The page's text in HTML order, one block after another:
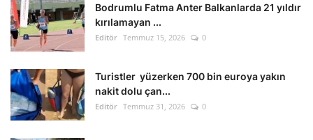
Bodrumlu Fatma Anter Balkanlarda 21 yıldır
kırılamayan ...
Editör Temmuz 15, 2026 0
Turistler yüzerken 700 bin euroya yakın
nakit dolu çan...
Editör Temmuz 31, 2026 0